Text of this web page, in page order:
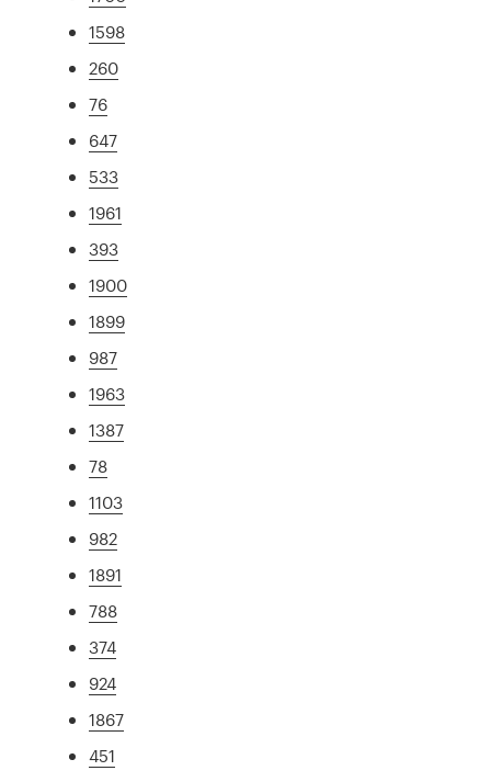
1598
260
76
647
533
1961
393
1900
1899
987
1963
1387
78
1103
982
1891
788
374
924
1867
451